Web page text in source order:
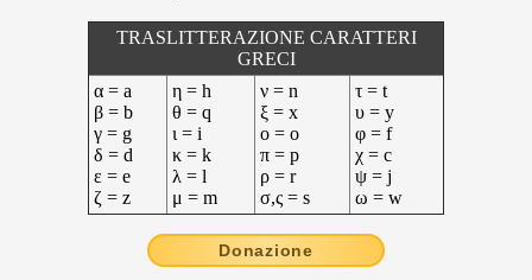
TRASLITTERAZIONE CARATTERI
GRECI
α = a
β = b
γ = g
δ = d
ε = e
ζ = z
η = h
θ = q
ι = i
κ = k
λ = l
μ = m
ν = n
ξ = x
ο = o
π = p
ρ = r
σ,ς = s
τ = t
υ = y
φ = f
χ = c
ψ = j
ω = w
Donazione